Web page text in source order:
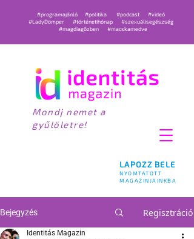
LAPOZZ BELE
NYOMTATOTT
MAGAZINJAINKBA
#programajánló #politika #podcast
#videó
#LadyDömper
#történetihónap
#szexuálisegészség
#magdiagőzben
#macskamedve
Mondj nemet a
gyűlöletre!
Bejegyzés Regisztráció
Identitás Magazin